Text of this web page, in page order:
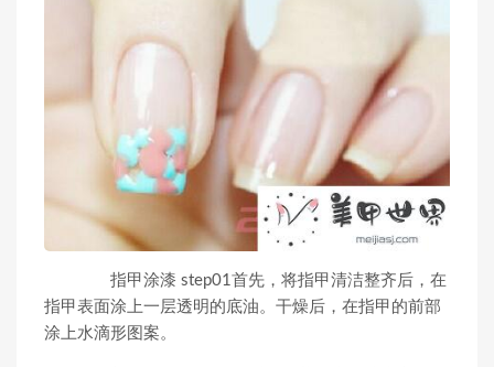
指甲涂漆 step01首先，将指甲清洁整齐后，在
指甲表面涂上一层透明的底油。干燥后，在指甲的前部
涂上水滴形图案。